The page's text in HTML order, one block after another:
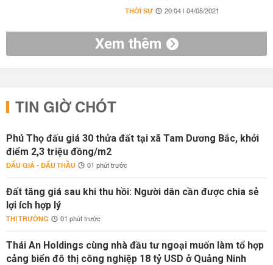
THỜI SỰ 20:04 | 04/05/2021
Xem thêm
TIN GIỜ CHÓT
Phú Thọ đấu giá 30 thửa đất tại xã Tam Dương Bắc, khởi
điểm 2,3 triệu đồng/m2
ĐẤU GIÁ - ĐẤU THẦU 01 phút trước
Đất tăng giá sau khi thu hồi: Người dân cần được chia sẻ
lợi ích hợp lý
THỊ TRƯỜNG 01 phút trước
Thái An Holdings cùng nhà đầu tư ngoại muốn làm tổ hợp
cảng biển đô thị công nghiệp 18 tỷ USD ở Quảng Ninh